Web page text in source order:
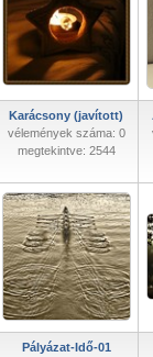
Karácsony (javított)
vélemények száma: 0
megtekintve: 2544
Pályázat-Idő-01